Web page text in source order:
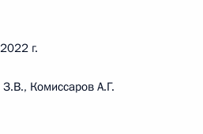
г.
Комиссаров А.Г.